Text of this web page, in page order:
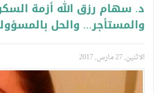
د. سهام رزق الله أزمة
والمستأجر... والحل
الاثنين, 27 مارس, 2017